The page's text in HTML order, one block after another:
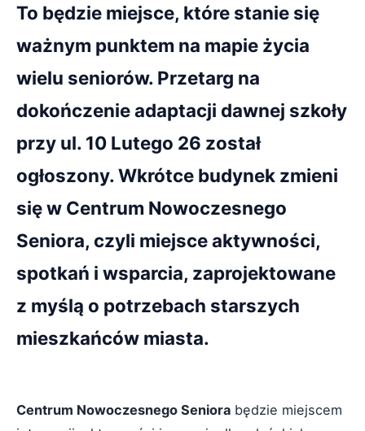
To będzie miejsce, które stanie się
ważnym punktem na mapie życia
wielu seniorów. Przetarg na
dokończenie adaptacji dawnej szkoły
przy ul. 10 Lutego 26 został
ogłoszony. Wkrótce budynek zmieni
się w Centrum Nowoczesnego
Seniora, czyli miejsce aktywności,
spotkań i wsparcia, zaprojektowane
z myślą o potrzebach starszych
mieszkańców miasta.
Centrum Nowoczesnego Seniora będzie miejscem